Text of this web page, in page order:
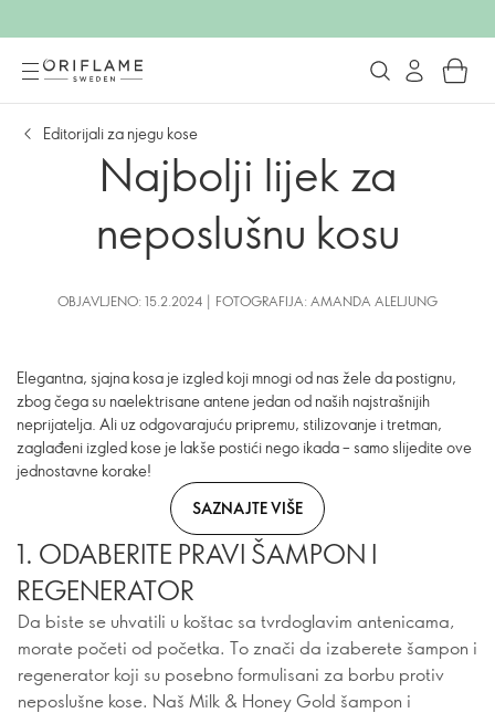
Editorijali za njegu kose
Najbolji lijek za
neposlušnu kosu
OBJAVLJENO: 15.2.2024 | FOTOGRAFIJA: AMANDA ALELJUNG
Elegantna, sjajna kosa je izgled koji mnogi od nas žele da postignu,
zbog čega su naelektrisane antene jedan od naših najstrašnijih
neprijatelja. Ali uz odgovarajuću pripremu, stilizovanje i tretman,
zaglađeni izgled kose je lakše postići nego ikada – samo slijedite ove
jednostavne korake!
SAZNAJTE VIŠE
1. ODABERITE PRAVI ŠAMPON I
REGENERATOR
Da biste se uhvatili u koštac sa tvrdoglavim antenicama,
morate početi od početka. To znači da izaberete šampon i
regenerator koji su posebno formulisani za borbu protiv
neposlušne kose. Naš Milk & Honey Gold šampon i